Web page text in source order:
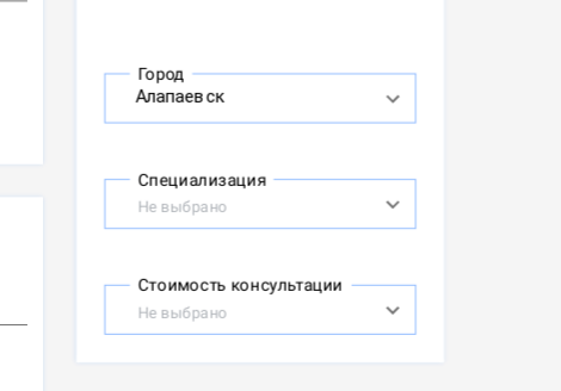
Город
Специализация
Не выбрано
Стоимость консультации
Не выбрано